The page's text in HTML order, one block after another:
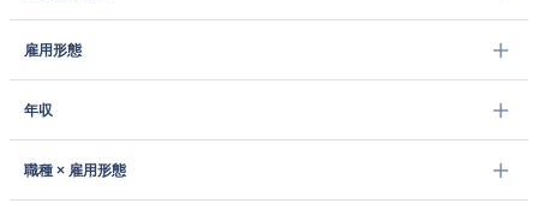
雇用形態
年収
職種 × 雇用形態